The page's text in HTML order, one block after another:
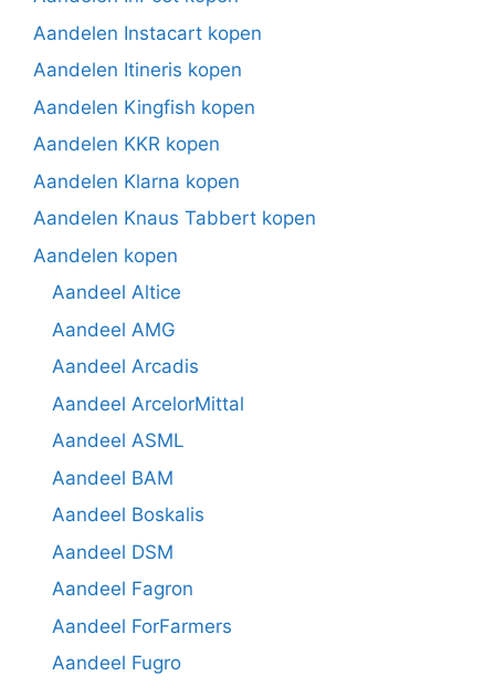
Aandelen Instacart kopen
Aandelen Itineris kopen
Aandelen Kingfish kopen
Aandelen KKR kopen
Aandelen Klarna kopen
Aandelen Knaus Tabbert kopen
Aandelen kopen
Aandeel Altice
Aandeel AMG
Aandeel Arcadis
Aandeel ArcelorMittal
Aandeel ASML
Aandeel BAM
Aandeel Boskalis
Aandeel DSM
Aandeel Fagron
Aandeel ForFarmers
Aandeel Fugro